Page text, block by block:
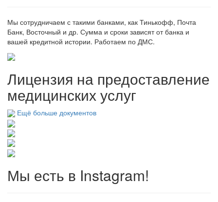
Мы сотрудничаем с такими банками, как Тинькофф, Почта
Банк, Восточный и др. Сумма и сроки зависят от банка и
вашей кредитной истории. Работаем по ДМС.
Лицензия на предоставление
медицинских услуг
Ещё больше документов
Мы есть в Instagram!